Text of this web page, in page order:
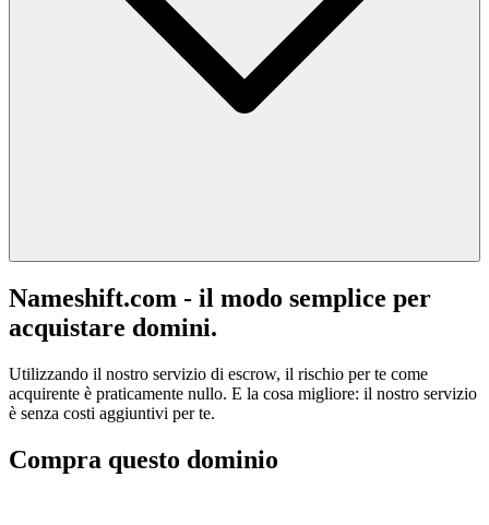
Nameshift.com - il modo semplice per
acquistare domini.
Utilizzando il nostro servizio di escrow, il rischio per te come
acquirente è praticamente nullo. E la cosa migliore: il nostro servizio
è senza costi aggiuntivi per te.
Compra questo dominio